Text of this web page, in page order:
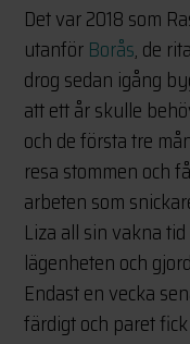
Det var 2018 som
utanför Borås, de
drog sedan igång
att ett år skulle
och de första tre
resa stommen och
arbeten som
Liza all sin vakna
lägenheten och
Endast en vecka
färdigt och paret